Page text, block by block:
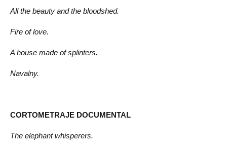
All the beauty and the bloodshed.
Fire of love.
A house made of splinters.
Navalny.
CORTOMETRAJE DOCUMENTAL
The elephant whisperers.